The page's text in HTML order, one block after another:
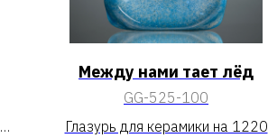
Между нами тает лёд
GG-525-100
Глазурь для керамики на 1220